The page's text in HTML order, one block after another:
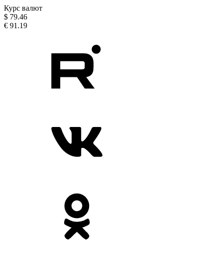
Курс валют
$ 79.46
€ 91.19